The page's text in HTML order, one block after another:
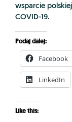
wsparcie
COVID-19.
Podaj dalej:
Facebook
LinkedIn
Like this: